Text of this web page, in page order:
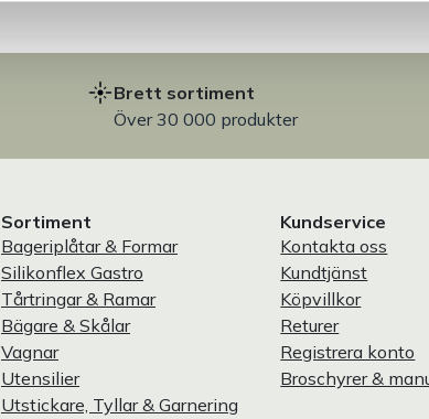
Brett sortiment
Över 30 000 produkter
Sortiment
Bageriplåtar & Formar
Silikonflex Gastro
Tårtringar & Ramar
Bägare & Skålar
Vagnar
Utensilier
Utstickare, Tyllar & Garnering
Kundservice
Kontakta oss
Kundtjänst
Köpvillkor
Returer
Registrera konto
Broschyrer &